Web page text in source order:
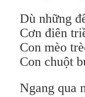
Dù những
Cơn điên
Con mèo
Con chuột
Ngang qua